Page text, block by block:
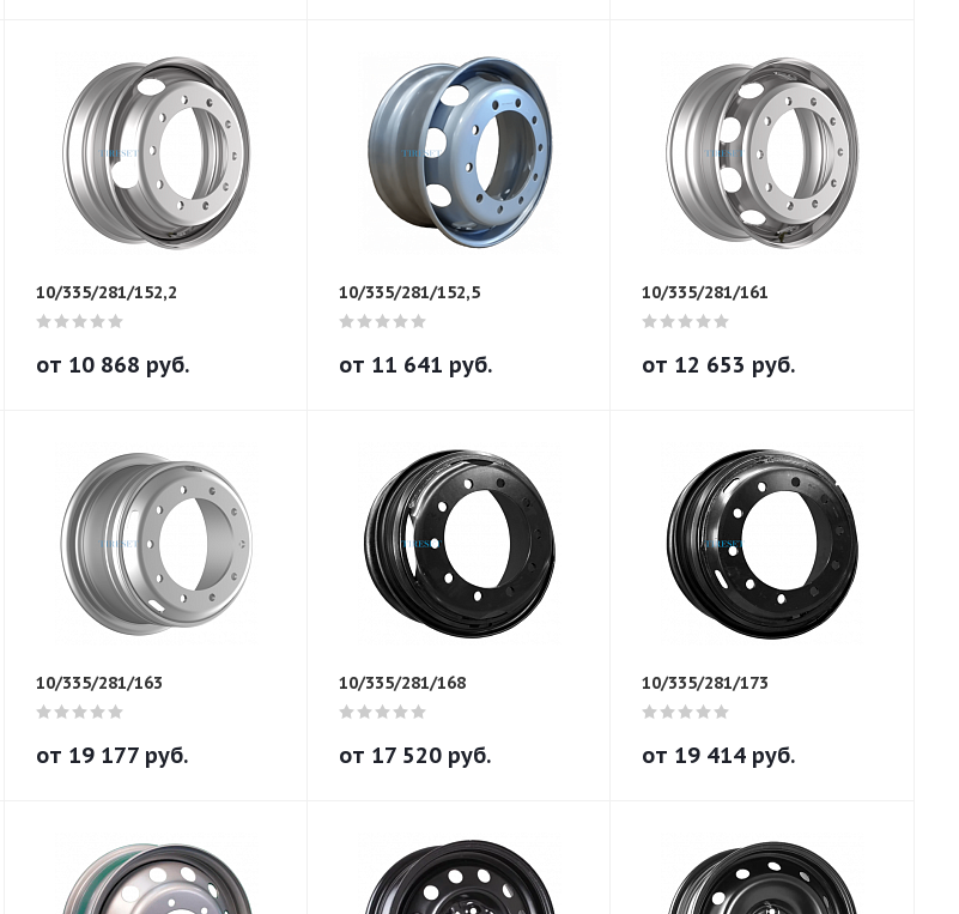
10/335/281/152,2
от 10 868 руб.
10/335/281/152,5
от 11 641 руб.
10/335/281/161
от 12 653 руб.
10/335/281/163
от 19 177 руб.
10/335/281/168
от 17 520 руб.
10/335/281/173
от 19 414 руб.